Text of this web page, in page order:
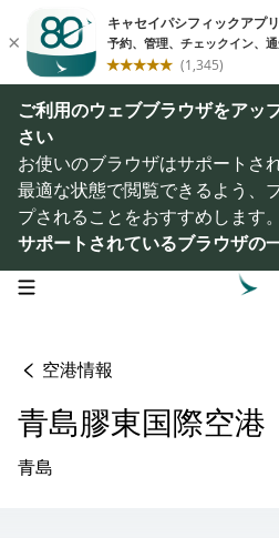
ご利用のウェブブラウザをアッ
さい
お使いのブラウザはサポートさ
最適な状態で閲覧できるよう、
プされることをおすすめします。
サポートされているブラウザの
open navigation menu
空港情報
青島膠東国際空港
青島